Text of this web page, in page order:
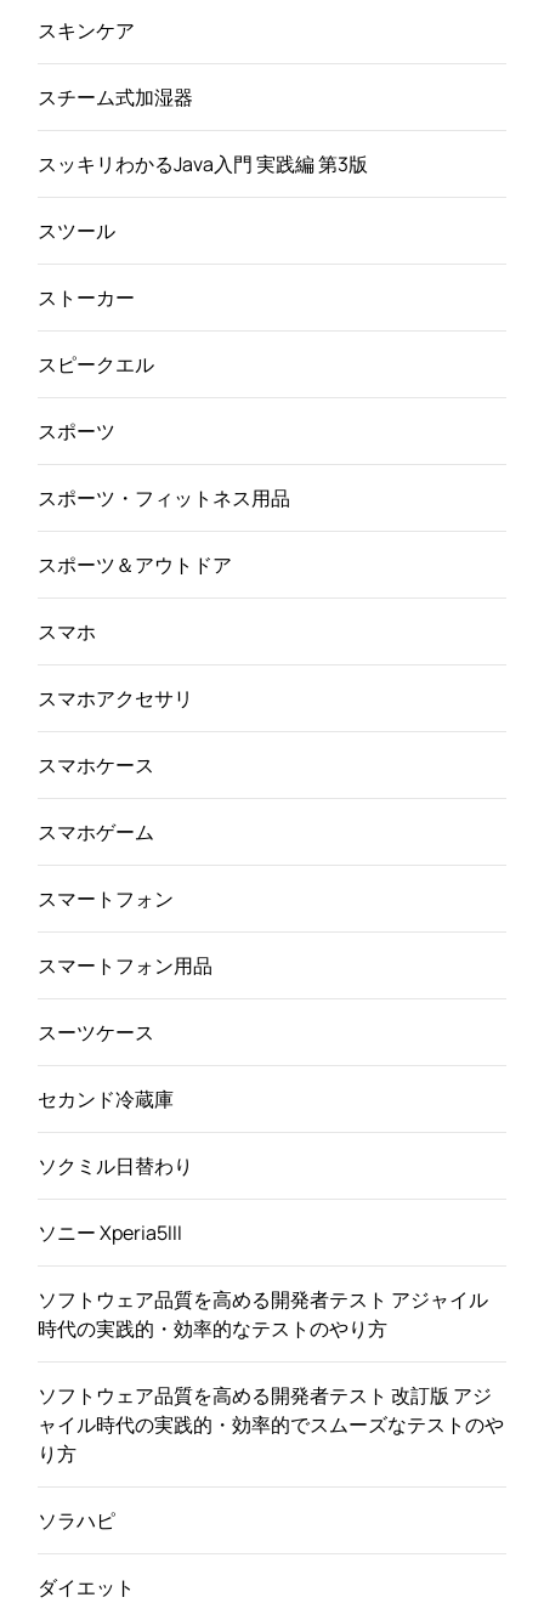
スキンケア
スチーム式加湿器
スッキリわかるJava入門 実践編 第3版
スツール
ストーカー
スピークエル
スポーツ
スポーツ・フィットネス用品
スポーツ＆アウトドア
スマホ
スマホアクセサリ
スマホケース
スマホゲーム
スマートフォン
スマートフォン用品
スーツケース
セカンド冷蔵庫
ソクミル日替わり
ソニー Xperia5III
ソフトウェア品質を高める開発者テスト アジャイル
時代の実践的・効率的なテストのやり方
ソフトウェア品質を高める開発者テスト 改訂版 アジ
ャイル時代の実践的・効率的でスムーズなテストのや
り方
ソラハピ
ダイエット